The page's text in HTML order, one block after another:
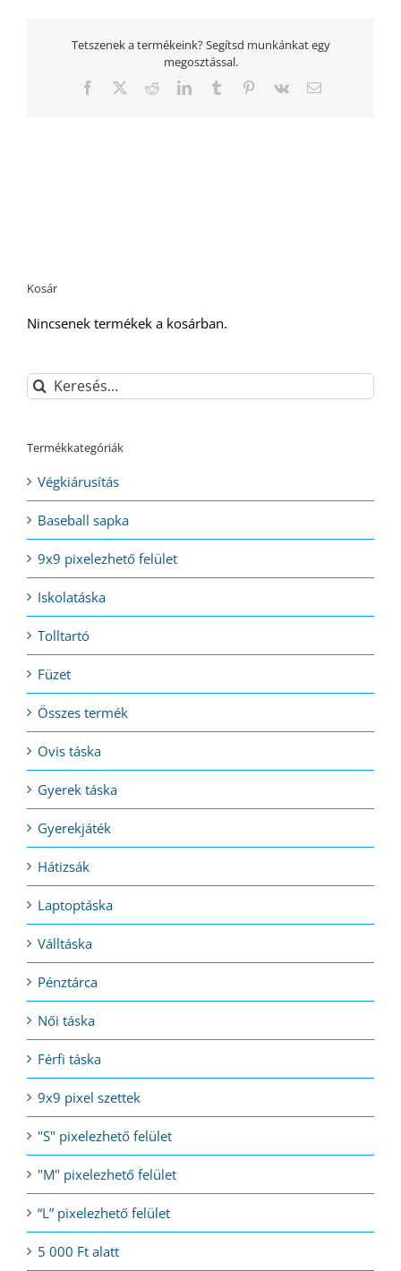
Tetszenek a termékeink? Segítsd munkánkat egy
megosztással.
Facebook
TwitterRedditLinkedInTumblr Pinterest
Vk Email:
Kosár
Nincsenek termékek a kosárban.
Keresés...
Termékkategóriák
Végkiárusítás
Baseball sapka
9x9 pixelezhető felület
Iskolatáska
Tolltartó
Füzet
Összes termék
Ovis táska
Gyerek táska
Gyerekjáték
Hátizsák
Laptoptáska
Válltáska
Pénztárca
Női táska
Férfi táska
9x9 pixel szettek
"S" pixelezhető felület
"M" pixelezhető felület
“L” pixelezhető felület
5 000 Ft alatt